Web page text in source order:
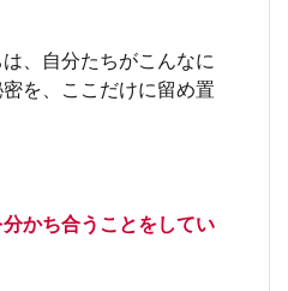
、自分たちがこんなに
を、ここだけに留め置
分かち合うことをしてい